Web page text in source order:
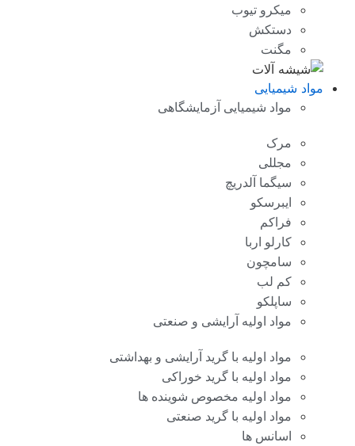
میکرو تیوب
دستکش
مگنت
مواد شیمیایی
مواد شیمیایی آزمایشگاهی
مرک
مجللی
سیگما آلدریچ
ایبرسکو
فراکم
کارلو اربا
سامچون
کم لب
ساپلکو
مواد اولیه آرایشی و صنعتی
مواد اولیه با گرید آرایشی و بهداشتی
مواد اولیه با گرید خوراکی
مواد اولیه مخصوص شوینده ها
مواد اولیه با گرید صنعتی
اسانس ها